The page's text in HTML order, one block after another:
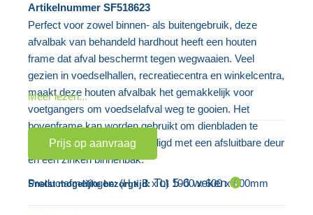
het
einde
van
afbeeldingen-
gallerij
naar
het
begin
afbeeldingen-
gallerij
Artikelnummer SF518623
Perfect voor zowel binnen- als buitengebruik, deze
afvalbak van behandeld hardhout heeft een houten
frame dat afval beschermt tegen wegwaaien. Veel
gezien in voedselhallen, recreatiecentra en winkelcentra,
maakt deze houten afvalbak het gemakkelijk voor
voetgangers om voedselafval weg te gooien. Het
bovenframe kan worden gebruikt om dienbladen te
houden na gebruik. Vervaardigd met een afsluitbare deur
en een zinken binnenbak.
Productafmetingen: (H x B x L) 1000 x 600 x 600mm
Meer lezen...
Prijs op aanvraag
Snelst mogelijke bezorgtijd: Tot 5-6 weken